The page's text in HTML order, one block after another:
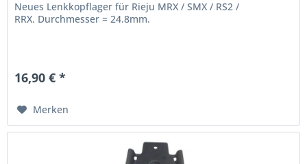
Neues Lenkkopflager für Rieju MRX / SMX / RS2 /
RRX. Durchmesser = 24.8mm.
16,90 € *
Merken